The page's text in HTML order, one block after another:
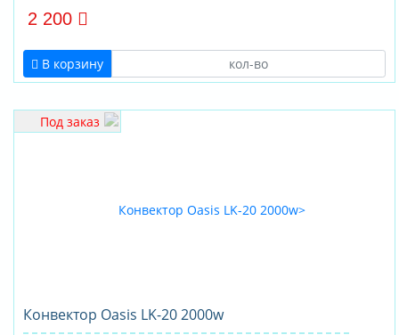
2 200
В корзину
Под заказ
Конвектор Oasis LK-20 2000w